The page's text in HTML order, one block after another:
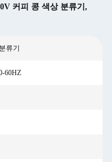
커피 콩 색상 분류기 ,
류기
60HZ